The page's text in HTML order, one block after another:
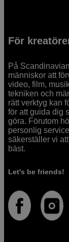
För
På
människor att
video, film,
tekniken och
rätt verktyg kan
för att guida dig
göra. Förutom
personlig
säkerställer vi
bäst.
Let's be friends!